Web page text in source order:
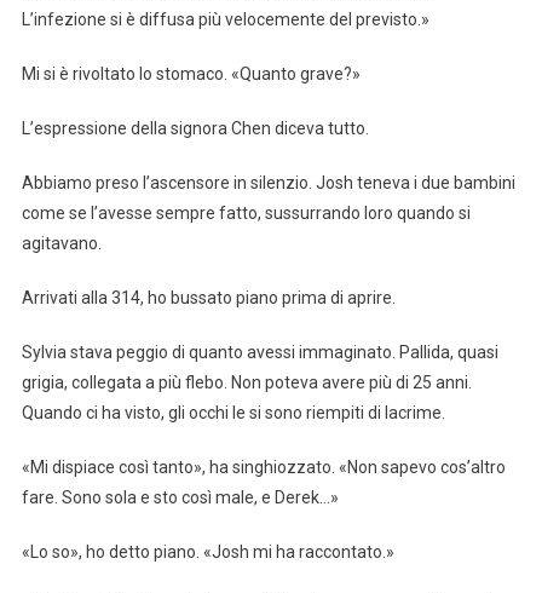
L’infezione si è diffusa più velocemente del previsto.»
Mi si è rivoltato lo stomaco. «Quanto grave?»
L’espressione della signora Chen diceva tutto.
Abbiamo preso l’ascensore in silenzio. Josh teneva i due bambini
come se l’avesse sempre fatto, sussurrando loro quando si
agitavano.
Arrivati alla 314, ho bussato piano prima di aprire.
Sylvia stava peggio di quanto avessi immaginato. Pallida, quasi
grigia, collegata a più flebo. Non poteva avere più di 25 anni.
Quando ci ha visto, gli occhi le si sono riempiti di lacrime.
«Mi dispiace così tanto», ha singhiozzato. «Non sapevo cos’altro
fare. Sono sola e sto così male, e Derek…»
«Lo so», ho detto piano. «Josh mi ha raccontato.»